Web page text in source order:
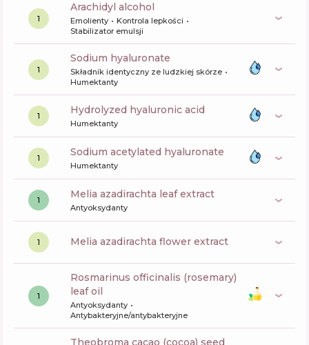
1
arachidyl alcohol
Emolienty
Kontrola lepkości
Stabilizator emulsji
1
sodium hyaluronate
Składnik identyczny ze ludzkiej skórze
Humektanty
1 hydrolyzed hyaluronic acid
Humektanty
1 sodium acetylated hyaluronate
Humektanty
1 melia azadirachta leaf extract
Antyoksydanty
1 melia azadirachta flower extract
1
rosmarinus officinalis (rosemary)
leaf oil
Antyoksydanty
Antybakteryjne/antybakteryjne
theobroma cacao (cocoa) seed